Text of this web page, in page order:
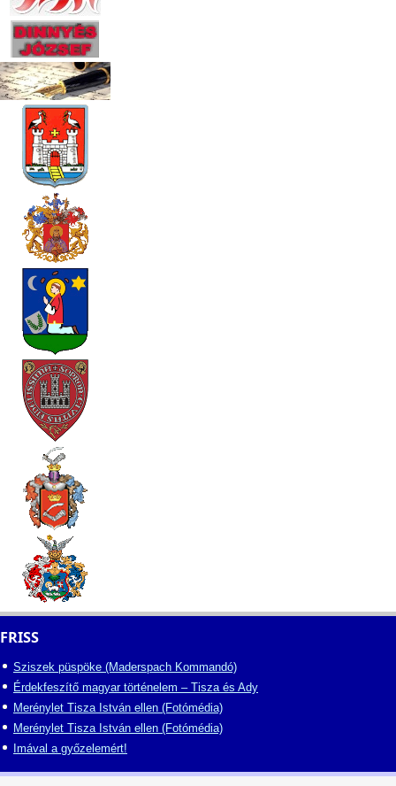
FRISS
Sziszek püspöke (Maderspach Kommandó)
Érdekfeszítő magyar történelem – Tisza és Ady
Merénylet Tisza István ellen (Fotómédia)
Merénylet Tisza István ellen (Fotómédia)
Imával a győzelemért!